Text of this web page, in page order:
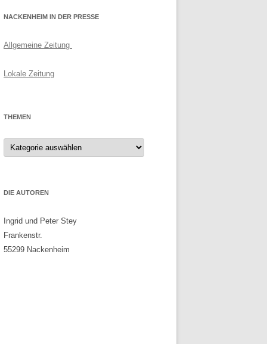
NACKENHEIM IN DER PRESSE
Allgemeine Zeitung
Lokale Zeitung
THEMEN
Themen
DIE AUTOREN
Ingrid und Peter Stey
Frankenstr.
55299 Nackenheim